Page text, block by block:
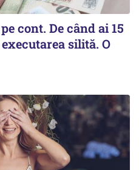
cont. De când ai 15
silită. O